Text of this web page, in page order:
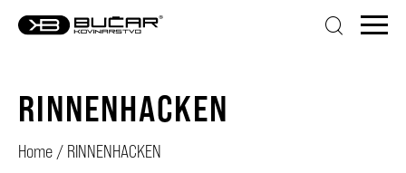
RINNENHACKEN
Home / RINNENHACKEN